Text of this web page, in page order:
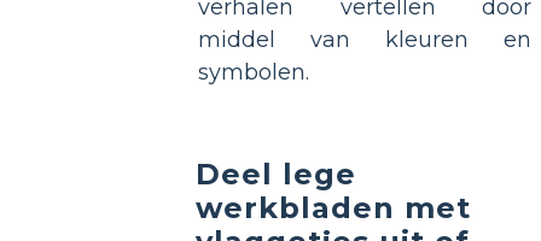
verhalen vertellen door
middel van kleuren en
symbolen.
Deel lege
werkbladen met